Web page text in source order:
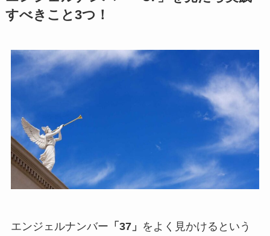
すべきこと3つ！
エンジェルナンバー 「37」 をよく見かけるという